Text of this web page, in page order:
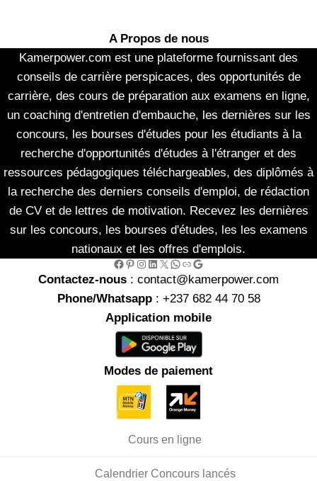
A Propos de nous
Kamerpower.com est une plateforme fournissant des
conseils de carrière perspicaces, des opportunités de
carrière, des cours de préparation aux examens en ligne,
un coaching d'entretien d'embauche, les dernières sur les
concours, les bourses d'études pour les étudiants à la
recherche d'opportunités d'études à l'étranger et des
ressources pédagogiques téléchargeables, des diplômés à
la recherche des derniers conseils d'emploi, de rédaction
de CV et de lettres de motivation. Recevez les dernières
sur les concours, les bourses d'études, les les examens
nationaux et les offres d'emplois.
Facebook Pinterest Instagram LinkedIn X WhatsApp Link Google
Contactez-nous : contact@kamerpower.com
Phone/Whatsapp: +237 682 44 70 58
Application mobile
Modes de paiement
Cours en ligne
Calendrier Concours lancés